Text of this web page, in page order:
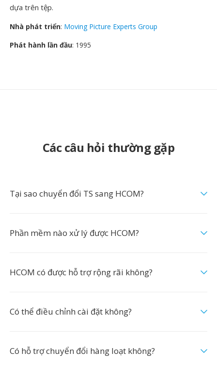
dựa trên tệp.
Nhà phát triển: Moving Picture Experts Group
Phát hành lần đầu: 1995
Các câu hỏi thường gặp
Tại sao chuyển đổi TS sang HCOM?
Phần mềm nào xử lý được HCOM?
HCOM có được hỗ trợ rộng rãi không?
Có thể điều chỉnh cài đặt không?
Có hỗ trợ chuyển đổi hàng loạt không?